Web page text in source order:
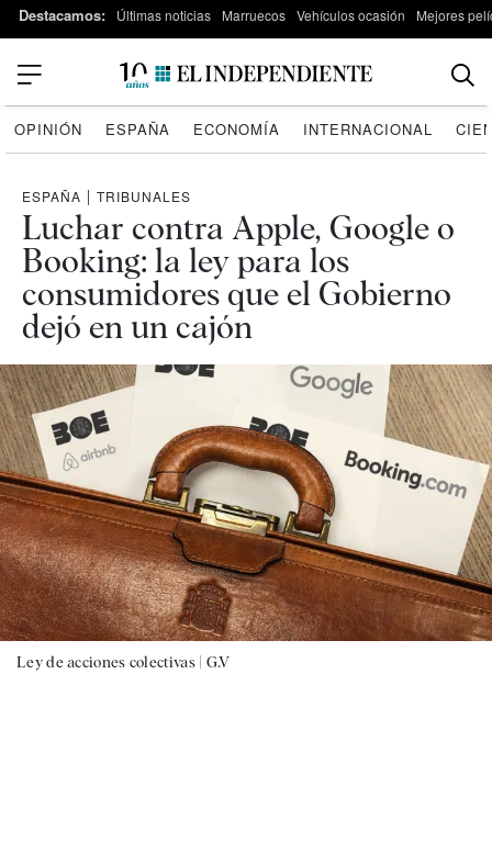
Destacamos: Últimas noticias Marruecos Vehículos ocasión Mejores
OPINIÓN ESPAÑA ECONOMÍA INTERNACIONAL
ESPAÑA | TRIBUNALES
Luchar contra Apple, Google o
Booking: la ley para los
consumidores que el Gobierno
dejó en un cajón
Ley de acciones colectivas | G.V